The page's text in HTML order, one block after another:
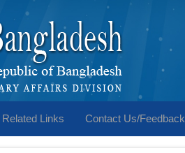
Related Links Contact Us/Feedback